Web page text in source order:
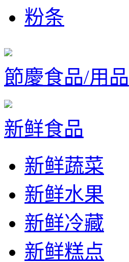
粉条
節慶食品/用品
新鲜食品
新鲜蔬菜
新鲜水果
新鲜冷藏
新鲜糕点